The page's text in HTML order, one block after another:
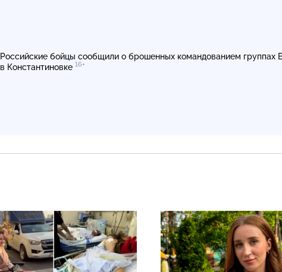
Российские бойцы сообщили о брошенных командованием группах
в Константиновке 16+